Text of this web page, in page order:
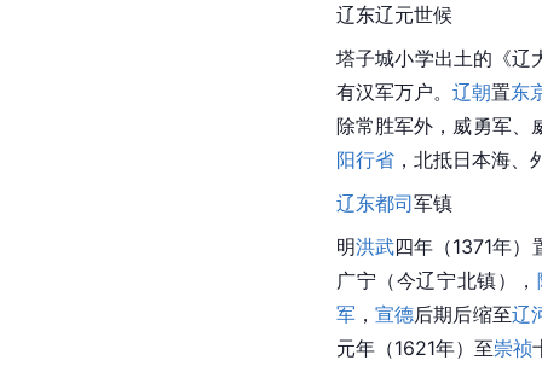
辽东辽元世候
塔子城小学出土的《辽
有汉军万户。辽朝置东
除常胜军外，威勇军、
阳行省 ，北抵日本海、
辽东都司军镇
明洪武四年（1371年
广宁（今辽宁北镇），
军 ，宣德后期后缩至辽
元年（1621年）至崇祯